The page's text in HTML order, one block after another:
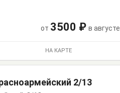
от 3500 ₽ в августе
НА КАРТЕ
2/13